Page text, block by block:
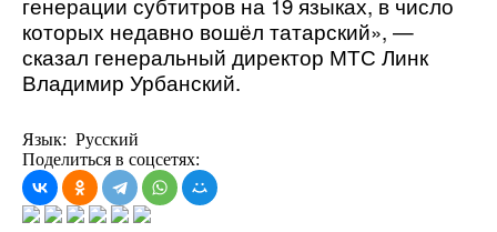
которых недавно вошёл татарский», —
сказал генеральный директор МТС Линк
Владимир Урбанский.
Язык: Русский
Поделиться в соцсетях: